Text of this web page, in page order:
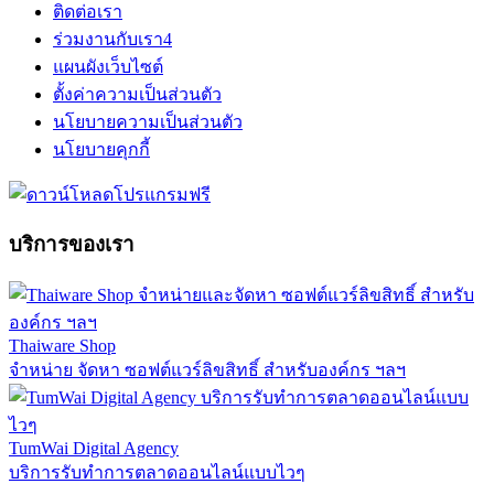
ติดต่อเรา
ร่วมงานกับเรา4
แผนผังเว็บไซต์
ตั้งค่าความเป็นส่วนตัว
นโยบายความเป็นส่วนตัว
นโยบายคุกกี้
บริการของเรา
Thaiware Shop
จำหน่าย จัดหา ซอฟต์แวร์ลิขสิทธิ์ สำหรับองค์กร ฯลฯ
TumWai Digital Agency
บริการรับทำการตลาดออนไลน์แบบไวๆ